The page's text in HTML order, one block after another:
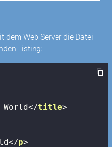
dem Web Server die Datei
Listing:
</title>
</p>